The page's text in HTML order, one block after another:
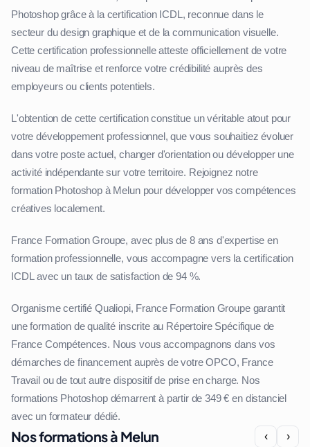
Photoshop grâce à la certification ICDL, reconnue dans le
secteur du design graphique et de la communication visuelle.
Cette certification professionnelle atteste officiellement de votre
niveau de maîtrise et renforce votre crédibilité auprès des
employeurs ou clients potentiels.
L'obtention de cette certification constitue un véritable atout pour
votre développement professionnel, que vous souhaitiez évoluer
dans votre poste actuel, changer d'orientation ou développer une
activité indépendante sur votre territoire. Rejoignez notre
formation Photoshop à Melun pour développer vos compétences
créatives localement.
France Formation Groupe, avec plus de 8 ans d'expertise en
formation professionnelle, vous accompagne vers la certification
ICDL avec un taux de satisfaction de 94 %.
Organisme certifié Qualiopi, France Formation Groupe garantit
une formation de qualité inscrite au Répertoire Spécifique de
France Compétences. Nous vous accompagnons dans vos
démarches de financement auprès de votre OPCO, France
Travail ou de tout autre dispositif de prise en charge. Nos
formations Photoshop démarrent à partir de 349 € en distanciel
avec un formateur dédié.
Nos formations à Melun ‹ ›